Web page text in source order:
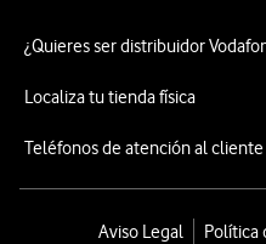
¿Quieres ser distribuidor
Localiza tu tienda física
Teléfonos de atención al cliente
Aviso Legal
Política